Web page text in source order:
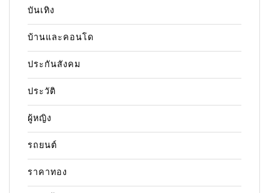
บันเทิง
บ้านและคอนโด
ประกันสังคม
ประวัติ
ผู้หญิง
รถยนต์
ราคาทอง